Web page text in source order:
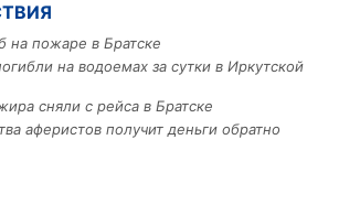
на пожаре в Братске
на водоемах за сутки в Иркутской
сняли с рейса в Братске
аферистов получит деньги обратно